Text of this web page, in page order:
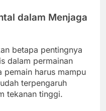
dalam Menjaga
betapa pentingnya
dalam permainan
pemain harus mampu
terpengaruh
tekanan tinggi.